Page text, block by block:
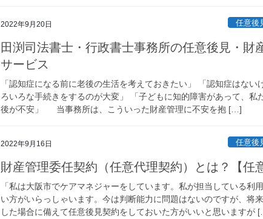
2022年9月20日 任意後
田渕司法書士・行政書士事務所の任意後見・財
サービス
「認知症になる前に老後の生活を考えておきたい」 「認知症はない
ろいろな手続きをするのが大変」 「子どもに知的障害があって、私
後が不安」 当事務所は、こういった財産管理に不安を抱 […]
2022年9月16日 任意後
財産管理委任契約（任意代理契約）とは？【任
「私は大阪市でケアマネジャーをしています。私が担当している利
い方がいらっしゃいます。今は判断能力に問題はないのですが、将
した場合に備えて任意後見契約をしておいた方がいいと思いますが